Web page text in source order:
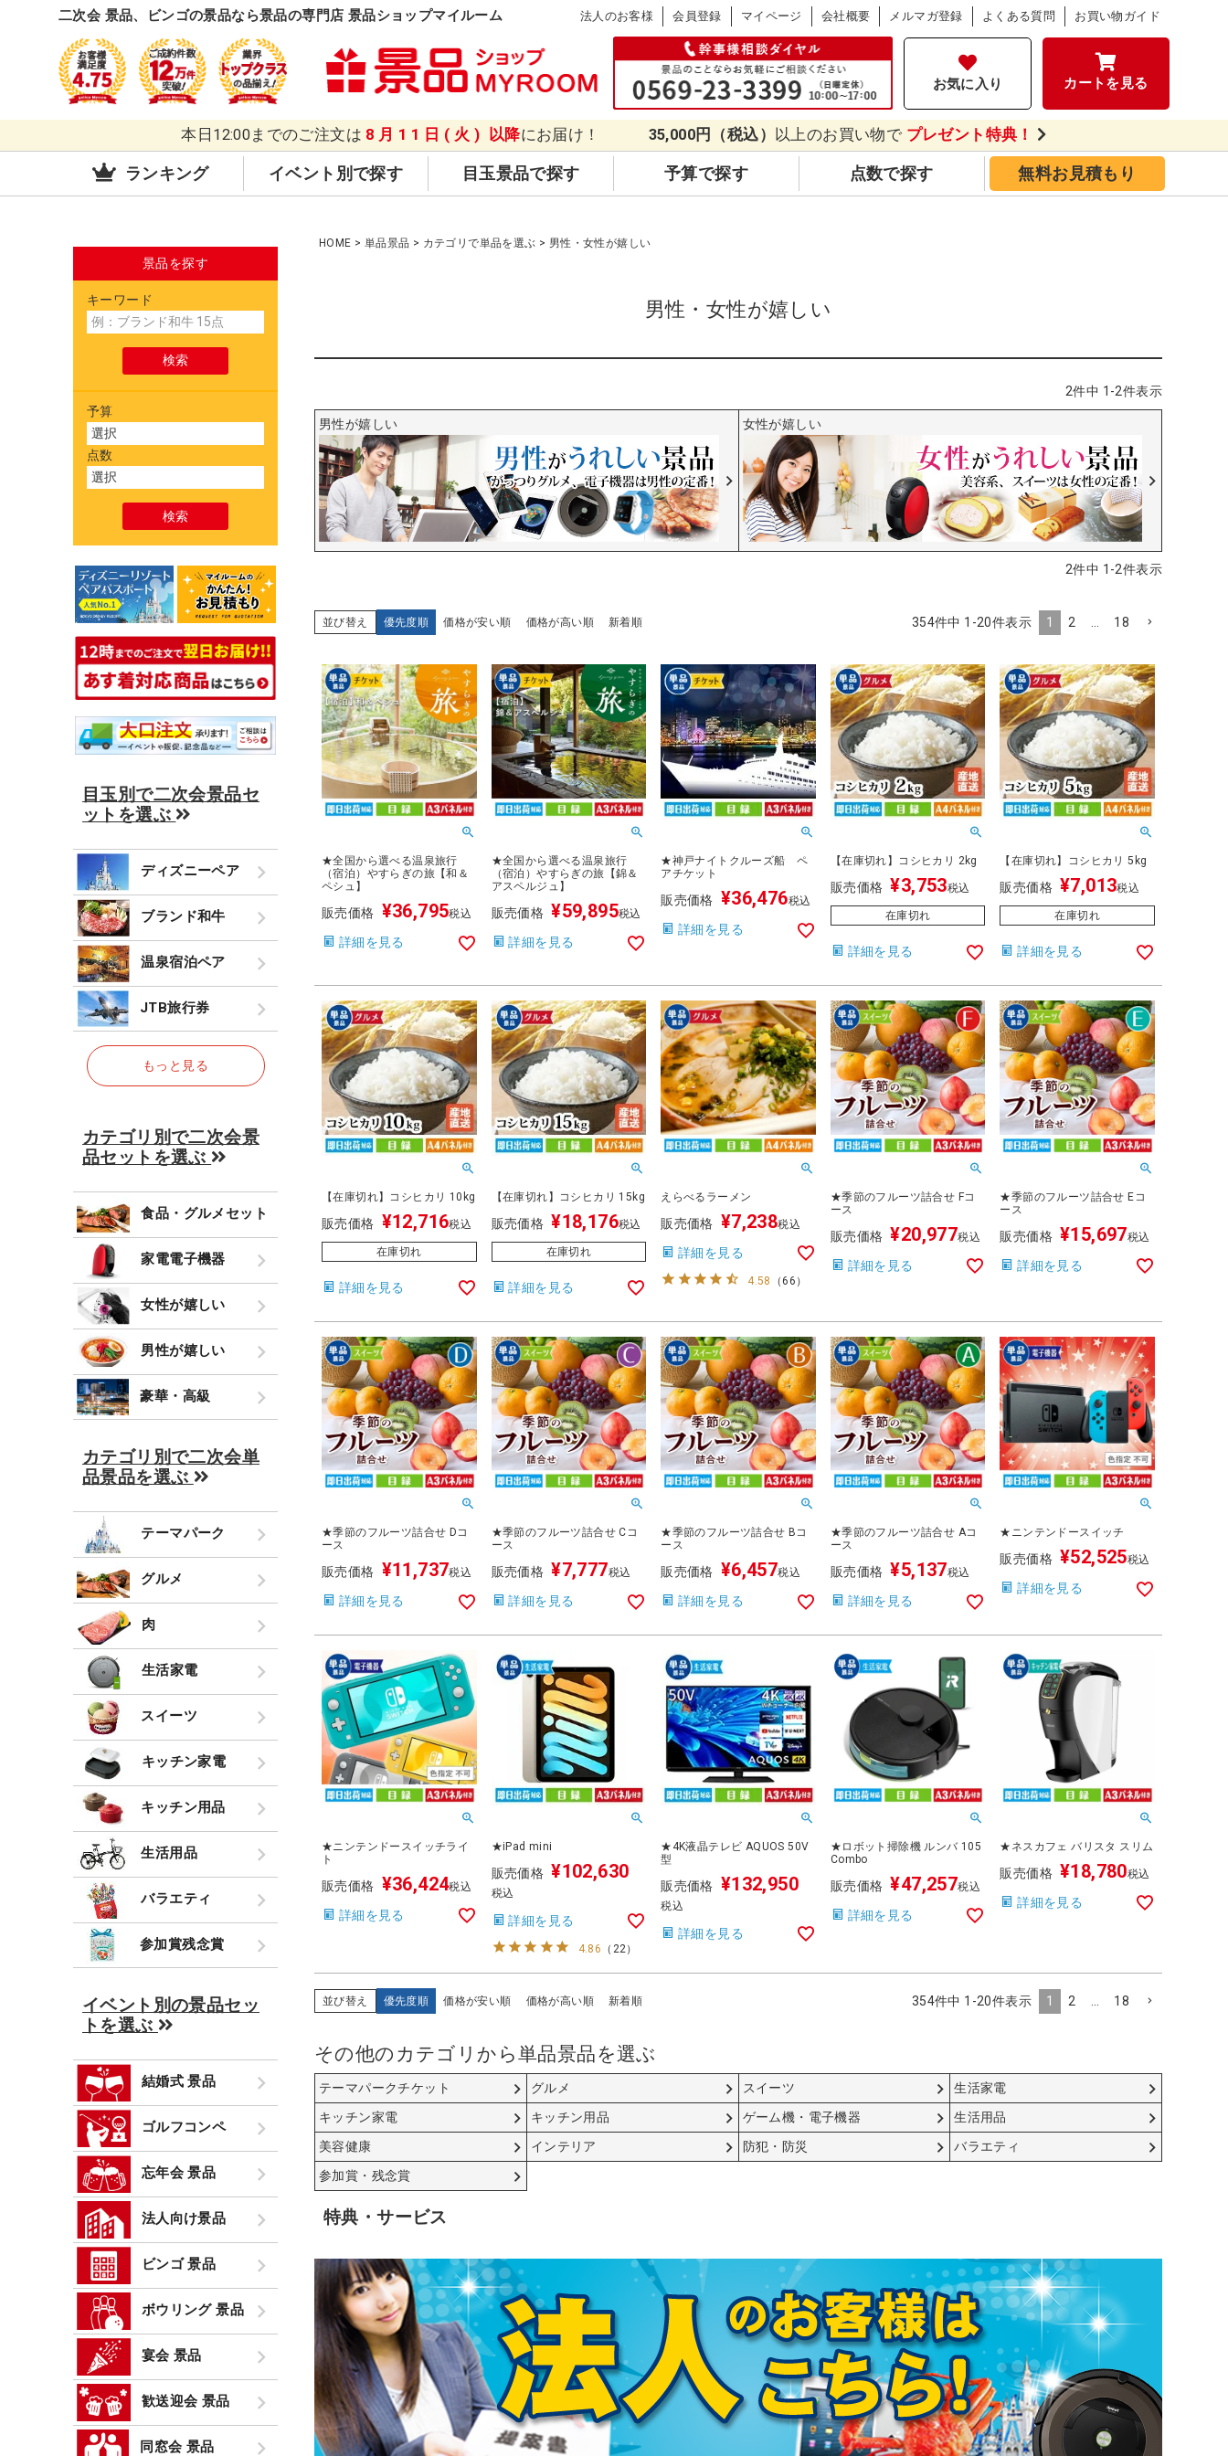
二次会 景品、ビンゴの景品なら景品の専門店 景品ショップマイルーム 法人のお客様 会員登録 マイページ 会社概要 メルマガ登録 よくある質問 お買い物ガイド
お気に入り カートを見る
本日12:00までのご注文は 8月11日(火) 以降にお届け！ 35,000円（税込） 以上のお買い物で プレゼント特典！
ランキング イベント別で探す 目玉景品で探す 予算で探す 点数で探す 無料お見積もり
景品を探す
キーワード
予算
点数
目玉別で二次会景品セ
ットを選ぶ
ディズニーペア
ブランド和牛
温泉宿泊ペア
JTB旅行券
もっと見る
カテゴリ別で二次会景
品セットを選ぶ
食品・グルメセット
家電電子機器
女性が嬉しい
男性が嬉しい
豪華・高級
カテゴリ別で二次会単
品景品を選ぶ
テーマパーク
グルメ
肉
生活家電
スイーツ
キッチン家電
キッチン用品
生活用品
バラエティ
参加賞残念賞
イベント別の景品セッ
トを選ぶ
結婚式 景品
ゴルフコンペ
忘年会 景品
法人向け景品
ビンゴ 景品
ボウリング 景品
宴会 景品
歓送迎会 景品
同窓会 景品
HOME 単品景品 カテゴリで単品を選ぶ 男性・女性が嬉しい
男性・女性が嬉しい
2件中 1 -2件表示
男性が嬉しい 女性が嬉しい
2件中 1 -2件表示
並び替え 優先度順 価格が安い順 価格が高い順 新着順 354件中 1 -20件表示 1 2 18
★全国から選べる温泉旅行
（宿泊）やすらぎの旅【和＆
ペシュ】
販売価格 ¥36,795税込
詳細を見る
★全国から選べる温泉旅行
（宿泊）やすらぎの旅【錦＆
アスペルジュ】
販売価格 ¥59,895税込
詳細を見る
★神戸ナイトクルーズ船 ペ
アチケット
販売価格 ¥36,476税込
詳細を見る
【在庫切れ】コシヒカリ 2kg
販売価格 ¥3,753税込
在庫切れ
詳細を見る
【在庫切れ】コシヒカリ 5kg
販売価格 ¥7,013税込
在庫切れ
詳細を見る
【在庫切れ】コシヒカリ 10kg
販売価格 ¥12,716税込
在庫切れ
詳細を見る
【在庫切れ】コシヒカリ 15kg
販売価格 ¥18,176税込
在庫切れ
詳細を見る
えらべるラーメン
販売価格 ¥7,238税込
詳細を見る
4.58 （66 ）
★季節のフルーツ詰合せ Fコ
ース
販売価格 ¥20,977税込
詳細を見る
★季節のフルーツ詰合せ Eコ
ース
販売価格 ¥15,697税込
詳細を見る
★季節のフルーツ詰合せ Dコ
ース
販売価格 ¥11,737税込
詳細を見る
★季節のフルーツ詰合せ Cコ
ース
販売価格 ¥7,777税込
詳細を見る
★季節のフルーツ詰合せ Bコ
ース
販売価格 ¥6,457税込
詳細を見る
★季節のフルーツ詰合せ Aコ
ース
販売価格 ¥5,137税込
詳細を見る
★ニンテンドースイッチ
販売価格 ¥52,525税込
詳細を見る
★ニンテンドースイッチライ
ト
販売価格 ¥36,424税込
詳細を見る
★iPad mini
販売価格 ¥102,630
税込
詳細を見る
4.86 （ 22 ）
★4K液晶テレビ AQUOS 50V
型
販売価格 ¥132,950
税込
詳細を見る
★ロボット掃除機 ルンバ 105
Combo
販売価格 ¥47,257税込
詳細を見る
★ネスカフェ バリスタ スリム
販売価格 ¥18,780税込
詳細を見る
並び替え 優先度順 価格が安い順 価格が高い順 新着順 354件中 1 -20件表示 1 2 18
その他のカテゴリから単品景品を選ぶ
テーマパークチケット グルメ スイーツ
生活家電
キッチン家電
キッチン用品 ゲーム機・電子機器
生活用品
美容健康
インテリア 防犯・防災
バラエティ
参加賞・残念賞
特典・サービス